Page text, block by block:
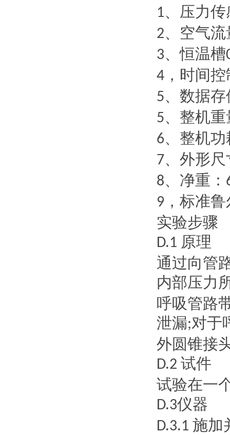
1、 压力
2、 空气
3、恒温槽
4 ，时间
5、数据
5、整机
6、整机
7、外形
8、净重：
9 ，标准
实验步骤
D.1 原理
通过向管
内部压力
呼吸管路
泄漏;对于
外圆锥接
D.2 试件
试验在一
D.3仪器
D.3.1 施加